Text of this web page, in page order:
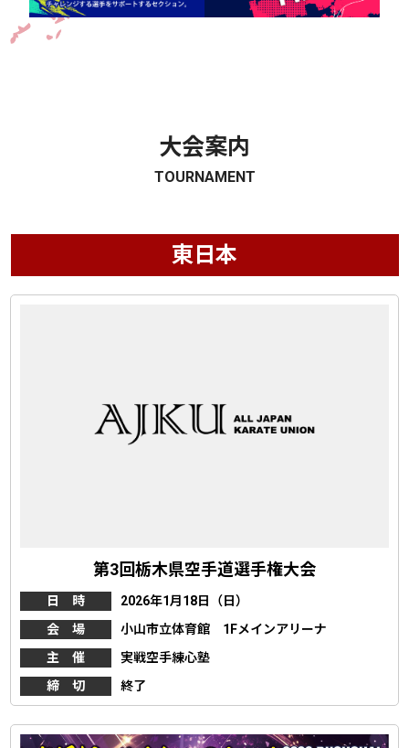
大会案内
TOURNAMENT
東日本
第3回栃木県空手道選手権大会
日 時
2026年1月18日（日）
会 場
小山市立体育館 1Fメインアリーナ
主 催
実戦空手練心塾
締 切
終了